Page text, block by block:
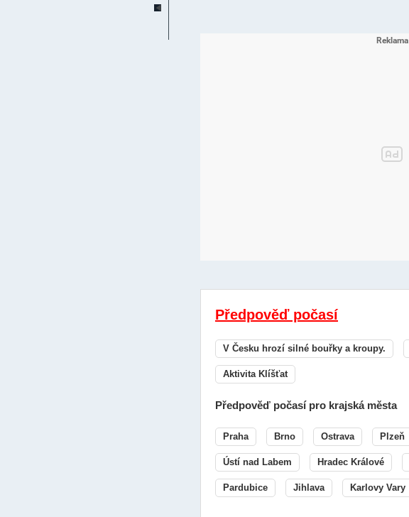
Předpověď počasí
V Česku hrozí silné bouřky a kroupy.
Aktivita Klíšťat
Předpověď počasí pro krajská města
Praha Brno Ostrava Plzeň
Ústí nad Labem Hradec Králové
Pardubice Jihlava Karlovy Vary